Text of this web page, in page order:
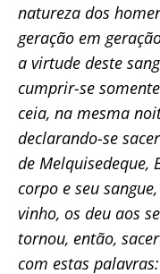
natureza dos
geração em
a virtude deste
cumprir-se
ceia, na mesma
declarando-se
de Melquisedeque,
corpo e seu
vinho, os deu aos
tornou, então,
com estas